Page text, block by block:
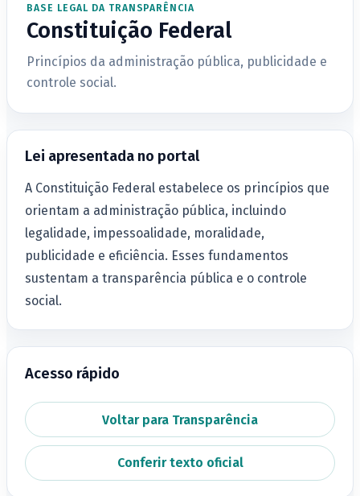
BASE LEGAL DA TRANSPARÊNCIA
Constituição Federal
Princípios da administração pública, publicidade e
controle social.
Lei apresentada no portal
A Constituição Federal estabelece os princípios que
orientam a administração pública, incluindo
legalidade, impessoalidade, moralidade,
publicidade e eficiência. Esses fundamentos
sustentam a transparência pública e o controle
social.
Acesso rápido
Voltar para Transparência
Conferir texto oficial